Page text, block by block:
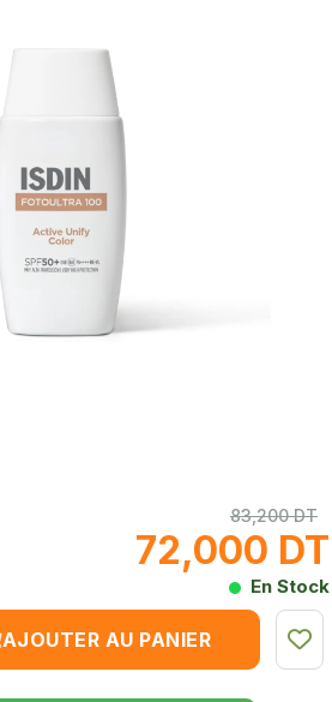
83,200 DT
72,000 DT
En Stock
AJOUTER AU PANIER